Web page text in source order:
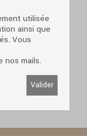
utilisée
ainsi que
Vous
nos mails.